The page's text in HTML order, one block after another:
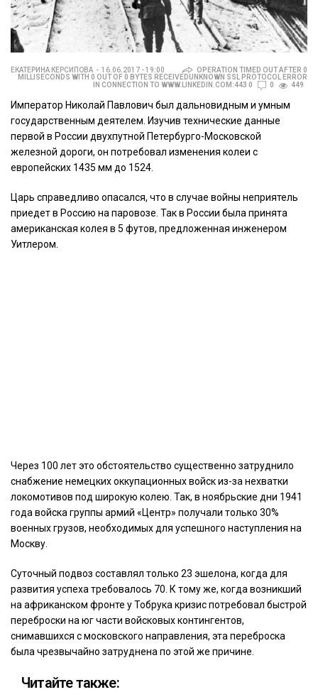
ЕКАТЕРИНА КЕРСИПОВА 16.06.2017 - 19:00
OPERATION TIMED OUT AFTER 0
MILLISECONDS WITH 0 OUT OF 0 BYTES RECEIVEDUNKNOWN SSL PROTOCOL ERROR
IN CONNECTION TO WWW.LINKEDIN.COM:443 0
0 449
Император Николай Павлович был дальновидным и умным
государственным деятелем. Изучив технические данные
первой в России двухпутной Петербурго-Московской
железной дороги, он потребовал изменения колеи с
европейских 1435 мм до 1524.
Царь справедливо опасался, что в случае войны неприятель
приедет в Россию на паровозе. Так в России была принята
американская колея в 5 футов, предложенная инженером
Уитлером.
Через 100 лет это обстоятельство существенно затруднило
снабжение немецких оккупационных войск из-за нехватки
локомотивов под широкую колею. Так, в ноябрьские дни 1941
года войска группы армий «Центр» получали только 30%
военных грузов, необходимых для успешного наступления на
Москву.
Суточный подвоз составлял только 23 эшелона, когда для
развития успеха требовалось 70. К тому же, когда возникший
на африканском фронте у Тобрука кризис потребовал быстрой
переброски на юг части войсковых контингентов,
снимавшихся с московского направления, эта переброска
была чрезвычайно затруднена по этой же причине.
Читайте также: